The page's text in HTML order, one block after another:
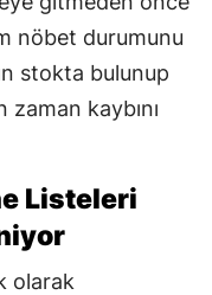
nöbet durumunu
stokta bulunup
zaman kaybını
Listeleri
olarak